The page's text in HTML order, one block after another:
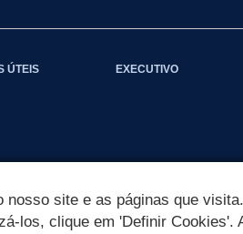
ÚTEIS EXECUTIVO
site e as páginas que
los, clique em 'Definir